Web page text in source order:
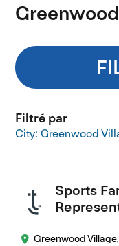
Filtré par
City: Greenwood
Sports
Greenwood